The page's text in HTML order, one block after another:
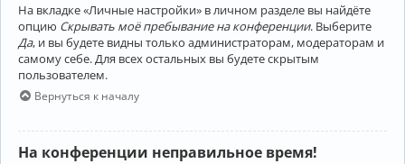
На вкладке «Личные настройки» в личном разделе вы найдёте
опцию Скрывать моё пребывание на конференции. Выберите
Да, и вы будете видны только администраторам, модераторам и
самому себе. Для всех остальных вы будете скрытым
пользователем.
Вернуться к началу
На конференции неправильное время!